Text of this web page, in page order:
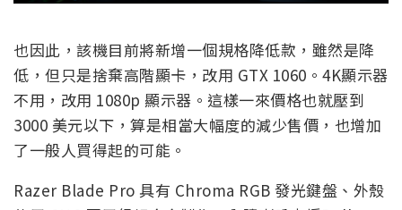
也因此，該機目前將新增一個規格降低款，雖然是降
低，但只是捨棄高階顯卡，改用 GTX 1060。4K顯示器
不用，改用 1080p 顯示器。這樣一來價格也就壓到
3000 美元以下，算是相當大幅度的減少售價，也增加
了一般人買得起的可能。
Razer Blade Pro 具有 Chroma RGB 發光鍵盤、外殼